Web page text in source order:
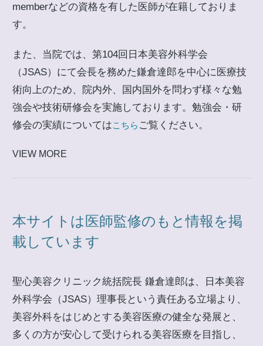
memberなどの資格を有した医師が在籍しておりま
す。
また、当院では、第104回日本美容外科学会
（JSAS）にて会長を務めた鎌倉達郎を中心に医療技
術向上のため、院内外、国内国外を問わず様々な勉
強会や技術研修会を実施しております。勉強会・研
修会の実績についてはこちら ご覧ください。
VIEW MORE
本サイトは医師監修のもと情報を掲
載しています
聖心美容クリニック統括院長 鎌倉達郎は、日本美容
外科学会（JSAS）理事長という責任ある立場より、
美容外科をはじめとする美容医療の健全な発展と、
多くの方が安心して受けられる美容医療を目指し、